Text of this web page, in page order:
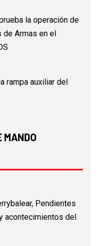
la operación de
Armas en el
rampa auxiliar del
MANDO
Pendientes
acontecimientos del